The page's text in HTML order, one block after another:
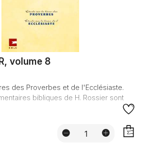
volume 8
des Proverbes et de l'Ecclésiaste.
bibliques de H. Rossier sont